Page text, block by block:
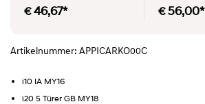
€ 46,67* € 56,00*
Artikelnummer: APPICARKO00C
i10 IA MY16
i20 5 Türer GB MY18